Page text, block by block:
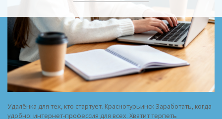
Удалёнка для тех, кто стартует. Краснотурьинск Заработать, когда
удобно: интернет-профессия для всех. Хватит терпеть